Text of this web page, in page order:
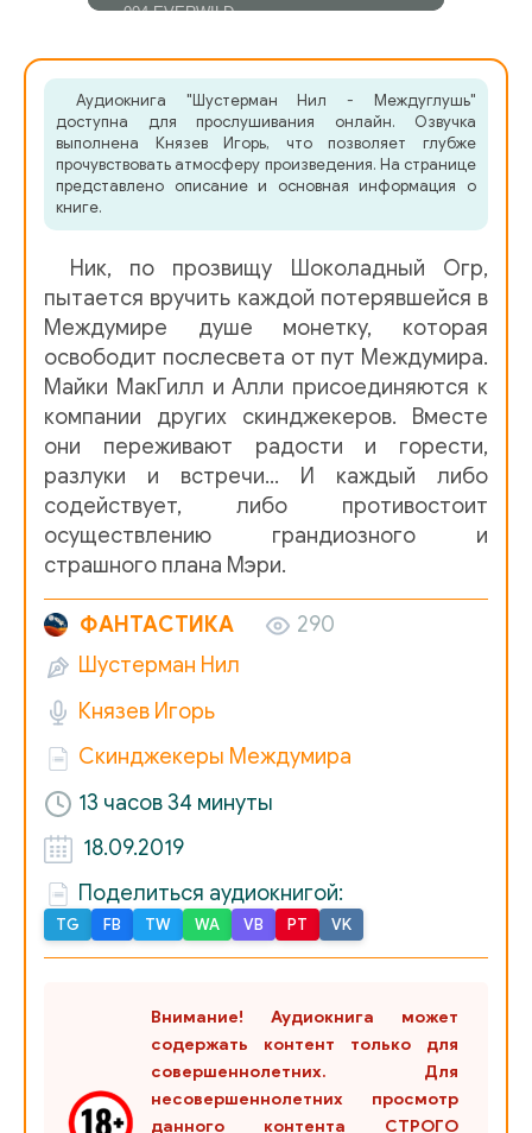
004 EVERWILD
005 EVERWILD
006 EVERWILD
007 EVERWILD
010 EVERWILD
011 EVERWILD
012 EVERWILD
013 EVERWILD
014 EVERWILD
015 EVERWILD
016 EVERWILD
017 EVERWILD
018 EVERWILD
019 EVERWILD
020 EVERWILD
021 EVERWILD
022 EVERWILD
023 EVERWILD
024 EVERWILD
027 EVERWILD
028 EVERWILD
Аудиокнига "Шустерман Нил - Междуглушь"
доступна для прослушивания онлайн. Озвучка
выполнена Князев Игорь, что позволяет глубже
прочувствовать атмосферу произведения. На странице
представлено описание и основная информация о
книге.
Ник, по прозвищу Шоколадный Огр,
пытается вручить каждой потерявшейся в
Междумире душе монетку, которая
освободит послесвета от пут Междумира.
Майки МакГилл и Алли присоединяются к
компании других скинджекеров. Вместе
они переживают радости и горести,
разлуки и встречи… И каждый либо
содействует, либо противостоит
осуществлению грандиозного и
страшного плана Мэри.
ФАНТАСТИКА
290
Шустерман Нил
Князев Игорь
Скинджекеры Междумира
13 часов 34 минуты
18.09.2019
Поделиться аудиокнигой:
TG FB TW WA VB PT VK
Внимание! Аудиокнига может
содержать контент только для
совершеннолетних. Для
несовершеннолетних просмотр
данного контента СТРОГО